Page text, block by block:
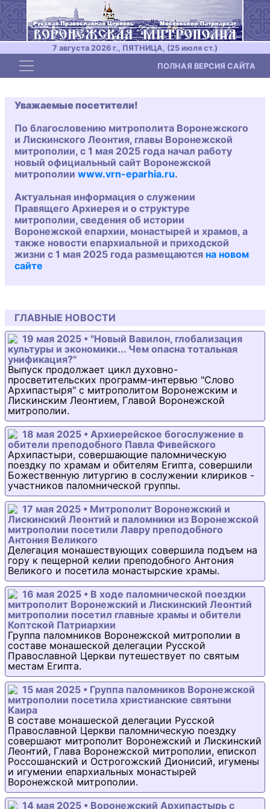
7 августа 2026 г., ПЯТНИЦА, (25 июля ст.)
Toggle navigation ПОЛНАЯ ВЕРСИЯ САЙТА
Уважаемые посетители!
По благословению митрополита Воронежского
и Лискинского Леонтия, главы Воронежской
митрополии, с 1 мая 2025 года начал работу
новый официальный сайт Воронежской
митрополии www.vrn-eparhia.ru.
Актуальная информация о служении
Правящего Архиерея и о структуре
митрополии, сведения об истории
Воронежской епархии, монастырей и храмов, а
также новости епархиальной и приходской
жизни с 1 мая 2025 года размещаются на новом
сайте
ГЛАВНЫЕ НОВОСТИ
19 мая 2025 • "Новый Вавилон, глобализация
культуры и экономики... Чем опасна тотальная
унификация?"
Выпуск продолжает цикл духовно-
просветительских программ-интервью "Слово
Архипастыря" с митрополитом Воронежским и
Лискинским Леонтием, Главой Воронежской
митрополии.
18 мая 2025 • Архиерейское богослужение в
обители преподобного Павла Фивейского
Архипастыри, совершающие паломническую
поездку по храмам и обителям Египта, совершили
Божественную литургию в сослужении клириков -
участников паломнической группы.
17 мая 2025 • Митрополит Воронежский и
Лискинский Леонтий и паломники из Воронежской
митрополии посетили Лавру преподобного
Антония Великого
Делегация монашествующих совершила подъем на
гору к пещерной келии преподобного Антония
Великого и посетила монастырские храмы.
16 мая 2025 • В ходе паломнической поездки
митрополит Воронежский и Лискинский Леонтий
митрополии посетил главные храмы и обители
Коптской Патриархии
Группа паломников Воронежской митрополии в
составе монашеской делегации Русской
Православной Церкви путешествует по святым
местам Египта.
15 мая 2025 • Группа паломников Воронежской
митрополии посетила христианские святыни
Каира
В составе монашеской делегации Русской
Православной Церкви паломническую поездку
совершают митрополит Воронежский и Лискинский
Леонтий, Глава Воронежской митрополии, епископ
Россошанский и Острогожский Дионисий, игумены
и игумении епархиальных монастырей
Воронежской митрополии.
14 мая 2025 • Воронежский Архипастырь с